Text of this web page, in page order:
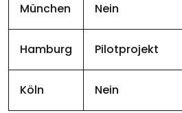
München Nein
Hamburg Pilotprojekt
Köln Nein